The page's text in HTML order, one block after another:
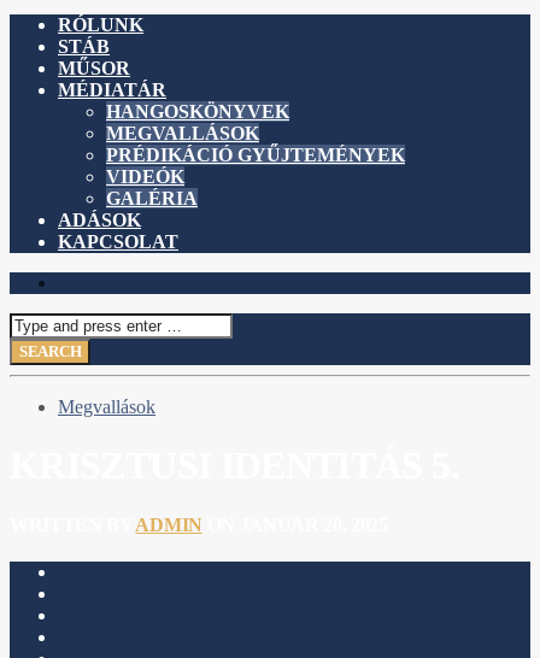
RÓLUNK
STÁB
MŰSOR
MÉDIATÁR
HANGOSKÖNYVEK
MEGVALLÁSOK
PRÉDIKÁCIÓ GYŰJTEMÉNYEK
VIDEÓK
GALÉRIA
ADÁSOK
KAPCSOLAT
Megvallások
ADMINON JANUÁR 20, 2025